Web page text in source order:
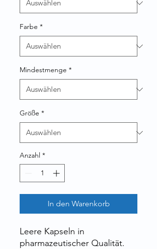
Farbe *
Mindestmenge *
Größe *
Anzahl *
In den Warenkorb
Leere Kapseln in
pharmazeutischer Qualität.